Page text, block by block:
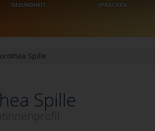
GESUNDHEIT SPRACHEN
Spille
Spille